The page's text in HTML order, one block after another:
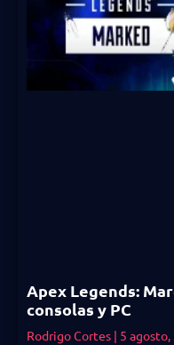
Apex Legends:
consolas y PC
Rodrigo Cortes 5